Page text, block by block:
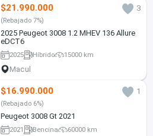
$21.990.000 3
(Rebajado 7%)
2025 Peugeot 3008 1.2 MHEV 136 Allure
eDCT6
2025 Híbrido 15000 km
Macul
$16.990.000 1
(Rebajado 6%)
Peugeot 3008 Gt 2021
2021 Bencina 60000 km